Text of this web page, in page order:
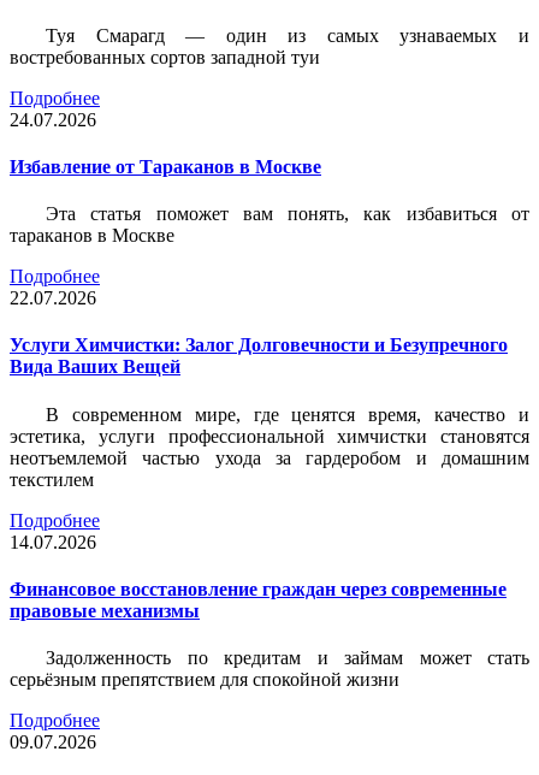
Туя Смарагд — один из самых узнаваемых и
востребованных сортов западной туи
Подробнее
24.07.2026
Избавление от Тараканов в Москве
Эта статья поможет вам понять, как избавиться от
тараканов в Москве
Подробнее
22.07.2026
Услуги Химчистки: Залог Долговечности и Безупречного
Вида Ваших Вещей
В современном мире, где ценятся время, качество и
эстетика, услуги профессиональной химчистки становятся
неотъемлемой частью ухода за гардеробом и домашним
текстилем
Подробнее
14.07.2026
Финансовое восстановление граждан через современные
правовые механизмы
Задолженность по кредитам и займам может стать
серьёзным препятствием для спокойной жизни
Подробнее
09.07.2026